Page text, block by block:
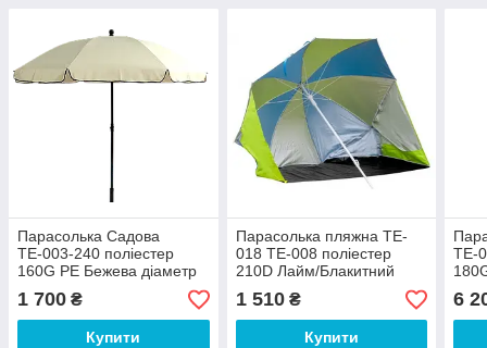
Парасолька Садова
ТЕ-003-240 поліестер
160G PE Бежева діаметр
купола 2,4 метра (Time
EcoTM)
1 700 ₴
Купити
Парасолька пляжна TE-
018 ТЕ-008 поліестер
210D Лайм/Блакитний
діаметр купола 2,1 метра
(Time EcoTM)
1 510₴
Купити
ТЕ-
6